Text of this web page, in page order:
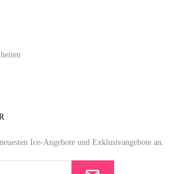
Ice-Angebote und Exklusivangebote an.